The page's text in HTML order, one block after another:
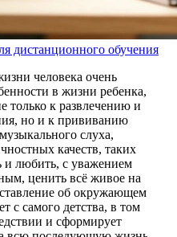
дистанционного обучения
человека очень
в жизни ребенка,
только к развлечению и
но и к прививанию
слуха,
качеств, таких
и любить, с уважением
ценить всё живое на
об окружающем
с самого детства, в том
и сформирует